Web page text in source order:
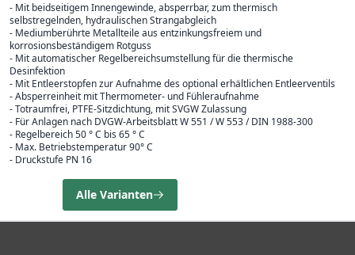
- Mit beidseitigem Innengewinde, absperrbar, zum thermisch
selbstregelnden, hydraulischen Strangabgleich
- Mediumberührte Metallteile aus entzinkungsfreiem und
korrosionsbeständigem Rotguss
- Mit automatischer Regelbereichsumstellung für die thermische
Desinfektion
- Mit Entleerstopfen zur Aufnahme des optional erhältlichen Entleerventils
- Absperreinheit mit Thermometer- und Fühleraufnahme
- Totraumfrei, PTFE-Sitzdichtung, mit SVGW Zulassung
- Für Anlagen nach DVGW-Arbeitsblatt W 551 / W 553 / DIN 1988-300
- Regelbereich 50 ° C bis 65 ° C
- Max. Betriebstemperatur 90° C
- Druckstufe PN 16
Alle Varianten